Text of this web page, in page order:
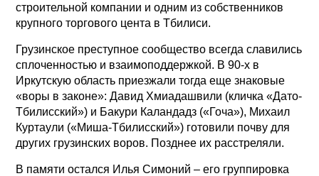
строительной компании и одним из собственников
крупного торгового цента в Тбилиси.
Грузинское преступное сообщество всегда славились
сплоченностью и взаимоподдержкой. В 90-х в
Иркутскую область приезжали тогда еще знаковые
«воры в законе»: Давид Хмиадашвили (кличка «Дато-
Тбилисский») и Бакури Каландадз («Гоча»), Михаил
Куртаули («Миша-Тбилисский») готовили почву для
других грузинских воров. Позднее их расстреляли.
В памяти остался Илья Симоний – его группировка